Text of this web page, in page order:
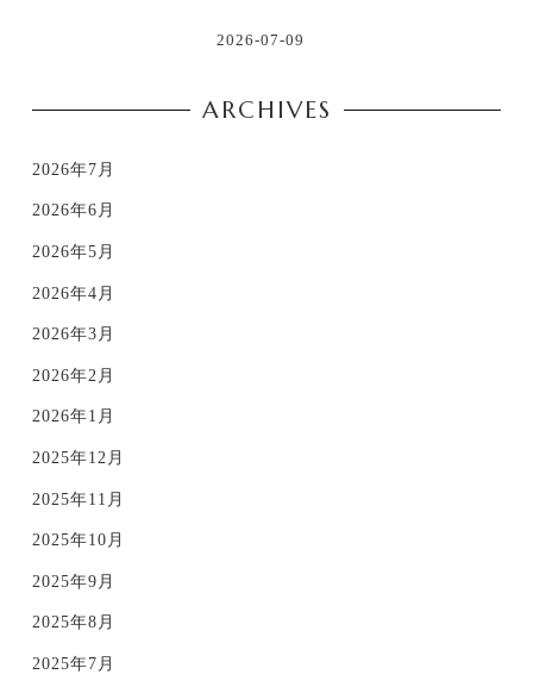
2026-07-09
ARCHIVES
2026年7月
2026年6月
2026年5月
2026年4月
2026年3月
2026年2月
2026年1月
2025年12月
2025年11月
2025年10月
2025年9月
2025年8月
2025年7月